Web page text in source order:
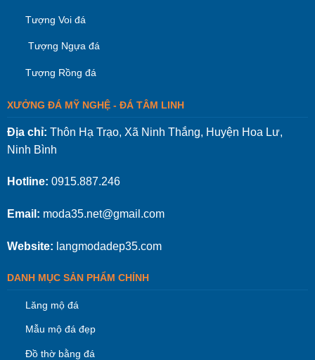
Tượng Voi đá
Tượng Ngựa đá
Tượng Rồng đá
XƯỞNG ĐÁ MỸ NGHỆ - ĐÁ TÂM LINH
Địa chỉ: Thôn Hạ Trạo, Xã Ninh Thắng, Huyện Hoa Lư,
Ninh Bình
Hotline: 0915.887.246
Email: moda35.net@gmail.com
Website: langmodadep35.com
DANH MỤC SẢN PHẨM CHÍNH
Lăng mộ đá
Mẫu mộ đá đẹp
Đồ thờ bằng đá